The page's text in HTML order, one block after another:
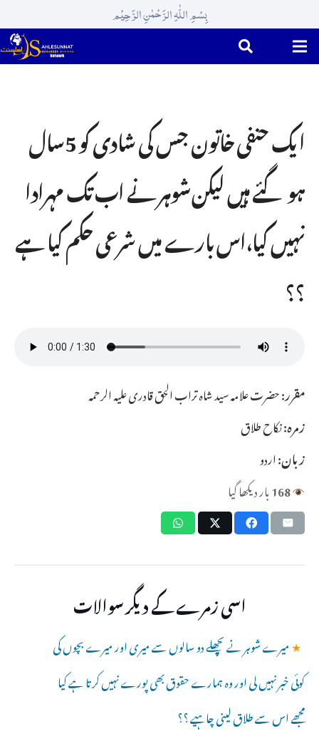
بِسْمِ اللّٰہِ الرَّحْمٰنِ الرَّحِیْم
ایک حنفی خاتون جس کی شادی کو 5سال
ہو گئے ہیں لیکن شوہر نے اب تک مہرادا
نہیں کیا،اس بارے میں شرعی حکم کیا ہے
؟؟
مقرر:حضرت علامہ سید شاہ تراب الحق قادری علیہ الرحمہ
زمرہ:نکاح طلاق
زبان:اردو
168بار دیکھا گیا
اسی زمرے کے دیگر سوالات
★میرے شوہر نے پچھلے دو سالوں سے میری اور میرے بچوں کی
کوئی خبر نہیں لی اور وہ ہمارے حقوق بھی پورے نہیں کرتا ہے کیا
مجھے اس سے طلاق لینی چاہیے ؟؟